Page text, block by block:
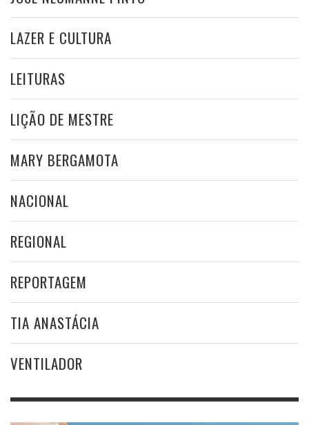
LAZER E CULTURA
LEITURAS
LIÇÃO DE MESTRE
MARY BERGAMOTA
NACIONAL
REGIONAL
REPORTAGEM
TIA ANASTÁCIA
VENTILADOR